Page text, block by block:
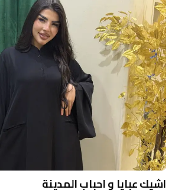
اشيك عبايا و احباب المدينة